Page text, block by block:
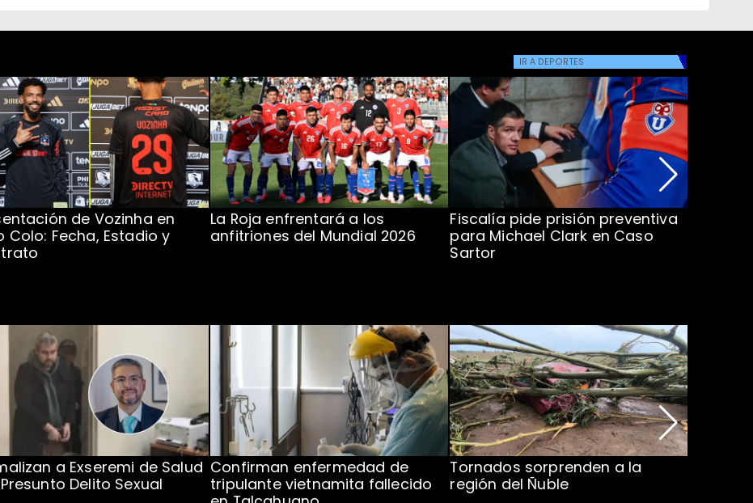
IR A DEPORTES
de Vozinha en
Colo: Fecha, Estadio y
La Roja enfrentará a los
anfitriones del Mundial 2026
Fiscalía pide prisión preventiva
para Michael Clark en Caso
Sartor
a Exseremi de Salud
Delito Sexual
Confirman enfermedad de
tripulante vietnamita fallecido
Tornados sorprenden a la
región del Ñuble